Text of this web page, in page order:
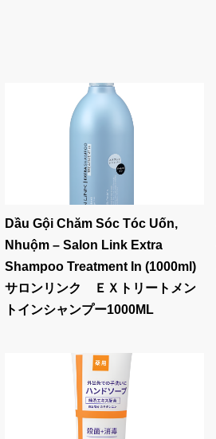
Dầu Gội Chăm Sóc Tóc Uốn,
Nhuộm – Salon Link Extra
Shampoo Treatment In (1000ml)
サロンリンク ＥＸトリートメン
トインシャンプー1000ML